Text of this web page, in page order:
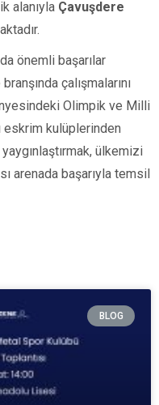
alanıyla Çavuşdere
önemli başarılar
çalışmalarını
Olimpik ve Milli
eskrim kulüplerinden
ülkemizi
arenada başarıyla temsil
BLOG